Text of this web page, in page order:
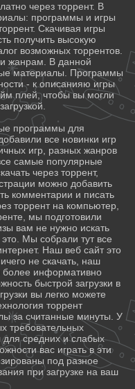
через торрент. В
программы и игры
Скачивая игры
получить высокую
возможных торрентов.
жанрам. В данной
материалы. Программы
- к описанияю игры
плей, чтобы вы могли
программы для
все новинки игр
игр, разных жанров
самые популярные
через торрент,
можно добавить
комментарии и писать
торрент на компьютер,
мы подготовили
вам не нужно искать
Мы собрали тут все
Наш веб сайт это
не скачать, наш
более информативно
быстрой загрузки в
вы легко можете
торрент
за считанные минуты. У
требовательных
средних и слабых
вас играть в эти
под разное
при загрузке на ваш